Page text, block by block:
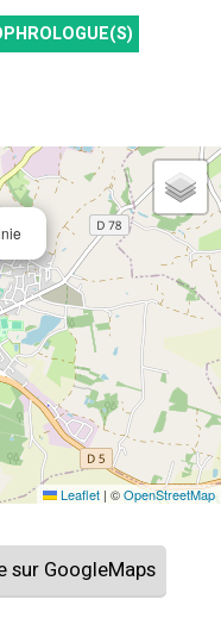
Leaflet | ©OpenStreetMap
sur GoogleMaps